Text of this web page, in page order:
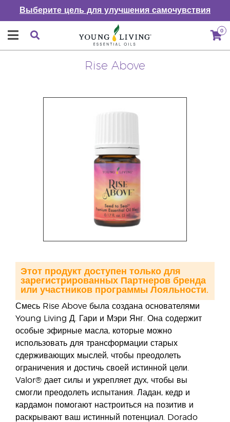
Выберите цель для улучшения самочувствия
0
Rise Above
Смесь Rise Above была создана основателями
Young Living Д. Гари и Мэри Янг. Она содержит
особые эфирные масла, которые можно
использовать для трансформации старых
сдерживающих мыслей, чтобы преодолеть
ограничения и достичь своей истинной цели.
Valor® дает силы и укрепляет дух, чтобы вы
смогли преодолеть испытания. Ладан, кедр и
кардамон помогают настроиться на позитив и
раскрывают ваш истинный потенциал. Dorado
Этот продукт доступен только для
зарегистрированных Партнеров бренда
или участников программы Лояльности.